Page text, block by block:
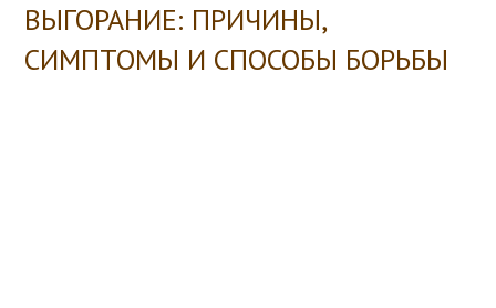
ВЫГОРАНИЕ: ПРИЧИНЫ,
СИМПТОМЫ И СПОСОБЫ БОРЬБЫ